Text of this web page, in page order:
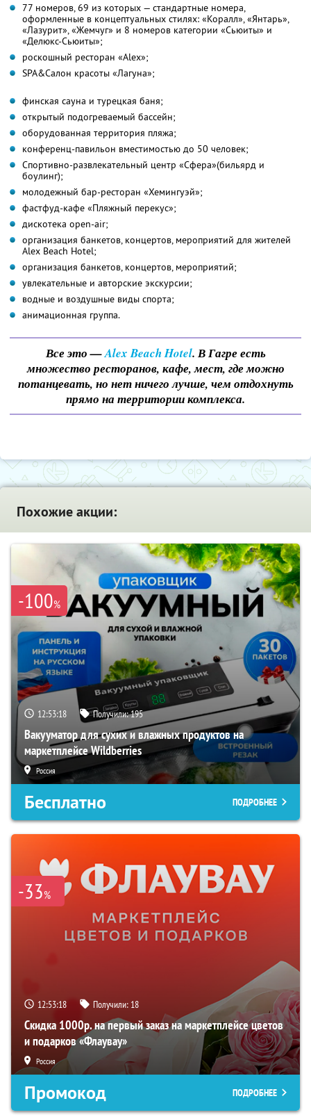
77 номеров, 69 из которых — стандартные номера,
оформленные в концептуальных стилях: «Коралл», «Янтарь»,
«Лазурит», «Жемчуг» и 8 номеров категории «Сьюиты» и
«Делюкс-Сьюиты»;
роскошный ресторан «Alex»;
SPA&Салон красоты «Лагуна»;
финская сауна и турецкая баня;
открытый подогреваемый бассейн;
оборудованная территория пляжа;
конференц-павильон вместимостью до 50 человек;
Спортивно-развлекательный центр «Сфера»(бильярд и
боулинг);
молодежный бар-ресторан «Хемингуэй»;
фастфуд-кафе «Пляжный перекус»;
дискотека open-air;
организация банкетов, концертов, мероприятий для жителей
Alex Beach Hotel;
организация банкетов, концертов, мероприятий;
увлекательные и авторские экскурсии;
водные и воздушные виды спорта;
анимационная группа.
Все это —Alex Beach Hotel. В Гагре есть
множество ресторанов, кафе, мест, где можно
потанцевать, но нет ничего лучше, чем отдохнуть
прямо на территории комплекса.
Похожие акции:
-100%
12:53:17 Получили:195
Вакууматор для сухих и влажных продуктов на
маркетплейсе Wildberries
Россия
Бесплатно ПОДРОБНЕЕ
-33%
12:53:17 Получили: 18
Скидка 1000р. на первый заказ на маркетплейсе цветов
и подарков «Флаувау»
Россия
Промокод ПОДРОБНЕЕ